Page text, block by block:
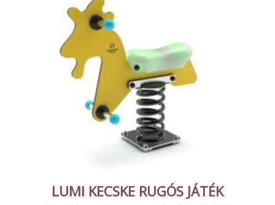
LUMI KECSKE RUGÓS JÁTÉK